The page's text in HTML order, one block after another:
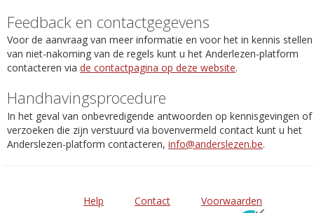
Feedback en contactgegevens
Voor de aanvraag van meer informatie en voor het in kennis stellen
van niet-nakoming van de regels kunt u het Anderlezen-platform
contacteren via de contactpagina op deze website.
Handhavingsprocedure
In het geval van onbevredigende antwoorden op kennisgevingen of
verzoeken die zijn verstuurd via bovenvermeld contact kunt u het
Anderslezen-platform contacteren, info@anderslezen.be.
Help Contact
Voorwaarden